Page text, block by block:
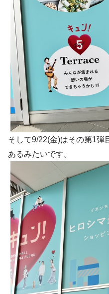
そして9/22(金)はその第1弾
あるみたいです。